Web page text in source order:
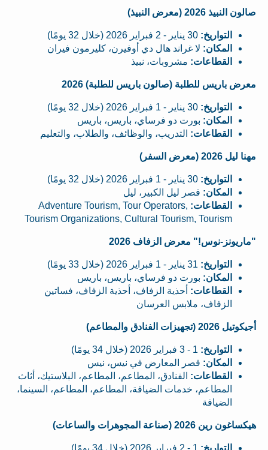
صالون النبيذ 2026 (معرض النبيذ)
التواريخ:
المكان: لا غراند هال دي أوفيرن، كليرمون فيران
القطاعات: مشروبات، نبيذ
معرض باريس للطلبة (صالون باريس للطلبة) 2026
التواريخ:
المكان: بورت دو فرساي، باريس، باريس
القطاعات: التدريب، والوظائف، والطلاب، والتعليم
مهنا ليل 2026 (معرض السفر)
التواريخ:
المكان: قصر ليل الكبير، ليل
القطاعات: Adventure Tourism, Tour Operators,
Tourism Organizations, Cultural Tourism, Tourism
"ماريونز-نوس!" معرض الزفاف 2026
التواريخ:
المكان: بورت دو فرساي، باريس، باريس
القطاعات: أحذية الزفاف، أحذية الزفاف، فساتين
الزفاف، ملابس العرسان
أجيكوتيل 2026 (تجهيزات الفنادق والمطاعم)
التواريخ:
المكان: قصر المعارض في نيس، نيس
القطاعات: الفنادق، المطاعم، المطاعم، البلاستيك، أثاث
المطاعم، خدمات الضيافة، المطاعم، المطاعم، السينما،
الضيافة
هيكساغون رين 2026 (صناعة المجوهرات والساعات)
التواريخ: